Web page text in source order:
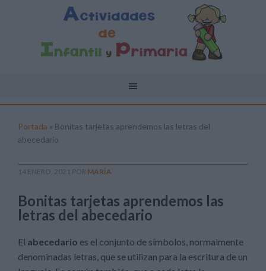
Portada » Bonitas tarjetas aprendemos las letras del
abecedario
14 ENERO, 2021 POR MARÍA
Bonitas tarjetas aprendemos las
letras del abecedario
El abecedario es el conjunto de símbolos, normalmente
denominadas letras, que se utilizan para la escritura de un